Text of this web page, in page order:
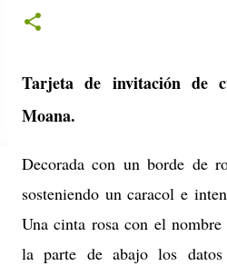
Tarjeta de invitación de
Moana.
Decorada con un borde de
sosteniendo un caracol e
Una cinta rosa con el
la parte de abajo los